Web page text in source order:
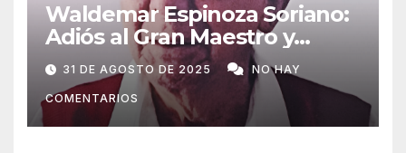
Waldemar Espinoza Soriano:
Adiós al Gran Maestro y
Etnohistoriador peruano
31 DE AGOSTO DE 2025 NO HAY
COMENTARIOS